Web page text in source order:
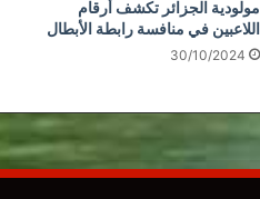
مولودية الجزائر تكشف أرقام
اللاعبين في منافسة رابطة الأبطال
30/10/2024